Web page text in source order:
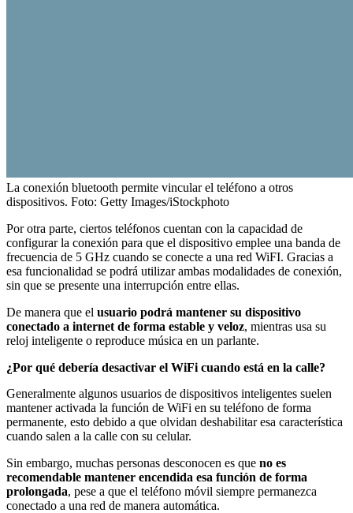
La conexión bluetooth permite vincular el teléfono a otros
dispositivos. Foto: Getty Images/iStockphoto
Por otra parte, ciertos teléfonos cuentan con la capacidad de
configurar la conexión para que el dispositivo emplee una banda de
frecuencia de 5 GHz cuando se conecte a una red WiFI. Gracias a
esa funcionalidad se podrá utilizar ambas modalidades de conexión,
sin que se presente una interrupción entre ellas.
De manera que el usuario podrá mantener su dispositivo
conectado a internet de forma estable y veloz, mientras usa su
reloj inteligente o reproduce música en un parlante.
¿Por qué debería desactivar el WiFi cuando está en la calle?
Generalmente algunos usuarios de dispositivos inteligentes suelen
mantener activada la función de WiFi en su teléfono de forma
permanente, esto debido a que olvidan deshabilitar esa característica
cuando salen a la calle con su celular.
Sin embargo, muchas personas desconocen es que no es
recomendable mantener encendida esa función de forma
prolongada, pese a que el teléfono móvil siempre permanezca
conectado a una red de manera automática.